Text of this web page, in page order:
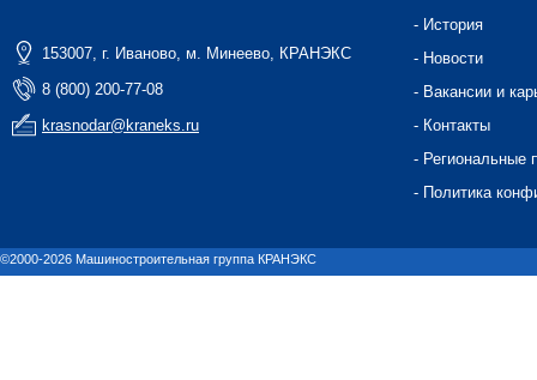
153007, г. Иваново, м. Минеево, КРАНЭКС
8 (800) 200-77-08
krasnodar@kraneks.ru
- История
- Новости
- Вакансии и
- Контакты
- Региональные
- Политика
©2000-2026 Машиностроительная группа КРАНЭКС